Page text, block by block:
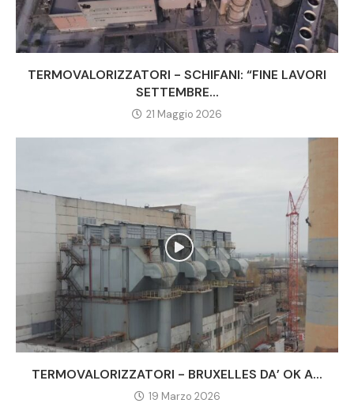
TERMOVALORIZZATORI - SCHIFANI: “FINE LAVORI
SETTEMBRE...
21 Maggio 2026
TERMOVALORIZZATORI - BRUXELLES DA’ OK A...
19 Marzo 2026